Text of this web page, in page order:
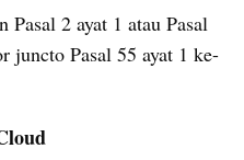
Pasal 2 ayat 1 atau Pasal
juncto Pasal 55 ayat 1 ke-